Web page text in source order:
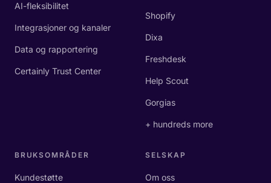
AI-fleksibilitet
Integrasjoner og kanaler
Data og rapportering
Certainly Trust Center
Shopify
Dixa
Freshdesk
Help Scout
Gorgias
+ hundreds more
BRUKSOMRÅDER
Kundestøtte
SELSKAP
Om oss